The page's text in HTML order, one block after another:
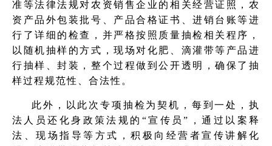
准等法律法规对农资销售企业的相关经营证照，农
资产品外包装批号、产品合格证书、进销台账等进
行了详细的检查，并严格按照质量抽检相关程序，
以随机抽样的方式，现场对化肥、滴灌带等产品进
行抽样、封装，整个过程做到公开透明，确保了抽
样过程规范性、合法性。
此外，以此次专项抽检为契机，每到一处，执
法人员还化身政策法规的“宣传员”，通过以案释
法、现场指导等方式，积极向经营者宣传讲解化